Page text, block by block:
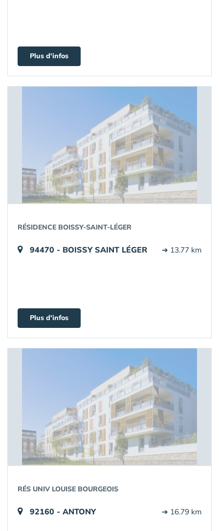
Plus d'infos
RÉSIDENCE BOISSY-SAINT-LÉGER
94470 - BOISSY SAINT LÉGER ➔ 13.77 km
Plus d'infos
RÉS UNIV LOUISE BOURGEOIS
92160 - ANTONY ➔ 16.79 km